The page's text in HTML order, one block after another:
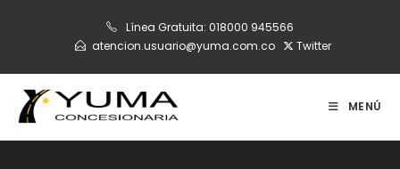
Línea Gratuita: 018000 945566
atencion.usuario@yuma.com.co
Twitter
MENÚ